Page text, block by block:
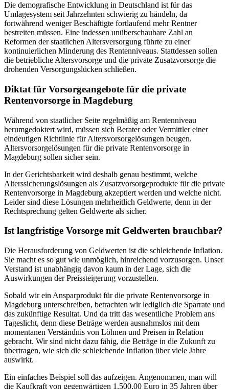
Die demografische Entwicklung in Deutschland ist für das
Umlagesystem seit Jahrzehnten schwierig zu händeln, da
fortwährend weniger Beschäftigte fortlaufend mehr Rentner
bestreiten müssen. Eine indessen unüberschaubare Zahl an
Reformen der staatlichen Altersversorgung führte zu einer
kontinuierlichen Minderung des Rentenniveaus. Stattdessen sollen
die betriebliche Altersvorsorge und die private Zusatzvorsorge die
drohenden Versorgungslücken schließen.
Diktat für Vorsorgeangebote für die private
Rentenvorsorge in Magdeburg
Während von staatlicher Seite regelmäßig am Rentenniveau
herumgedoktert wird, müssen sich Berater oder Vermittler einer
eindeutigen Richtlinie für Altersvorsorgelösungen beugen.
Altersvorsorgelösungen für die private Rentenvorsorge in
Magdeburg sollen sicher sein.
In der Gerichtsbarkeit wird deshalb genau bestimmt, welche
Alterssicherungslösungen als Zusatzvorsorgeprodukte für die private
Rentenvorsorge in Magdeburg akzeptiert werden und welche nicht.
Leider sind diese Lösungen mehrheitlich Geldwerte, denn in der
Rechtsprechung gelten Geldwerte als sicher.
Ist langfristige Vorsorge mit Geldwerten brauchbar?
Die Herausforderung von Geldwerten ist die schleichende Inflation.
Sie macht es so gut wie unmöglich, hinreichend vorzusorgen. Unser
Verstand ist unabhängig davon kaum in der Lage, sich die
Auswirkungen der Preissteigerung vorzustellen.
Sobald wir ein Ansparprodukt für die private Rentenvorsorge in
Magdeburg unterschreiben, betrachten wir lediglich die Sparrate und
das zukünftige Resultat. Und da tritt das wesentliche Problem ans
Tageslicht, denn diese Beträge werden ausnahmslos mit dem
momentanen Verständnis von Löhnen und Preisen in Relation
gebracht. Wir sind nicht dazu fähig, die Beträge in die Zukunft zu
übertragen, wie sich die schleichende Inflation über viele Jahre
auswirkt.
Ein einfaches Beispiel soll das aufzeigen. Angenommen, man will
die Kaufkraft von gegenwärtigen 1.500,00 Euro in 35 Jahren über